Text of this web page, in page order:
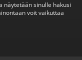
näytetään sinulle hakusi
voit vaikuttaa